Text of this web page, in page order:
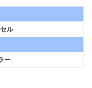
ル
ー